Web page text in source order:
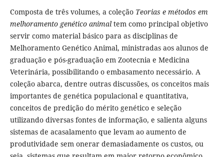
Composta de três volumes, a coleção Teorias e métodos em
melhoramento genético animaltem como principal objetivo
servir como material básico para as disciplinas de
Melhoramento Genético Animal, ministradas aos alunos de
graduação e pós-graduação em Zootecnia e Medicina
Veterinária, possibilitando o embasamento necessário. A
coleção abarca, dentre outras discussões, os conceitos mais
importantes de genética populacional e quantitativa,
conceitos de predição do mérito genético e seleção
utilizando diversas fontes de informação, e salienta alguns
sistemas de acasalamento que levam ao aumento de
produtividade sem onerar demasiadamente os custos, ou